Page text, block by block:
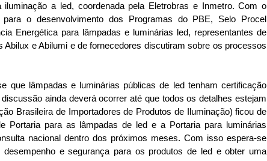
iluminação a led, coordenada pela Eletrobras e Inmetro. Com o
o desenvolvimento dos Programas do PBE, Selo Procel
Energética para lâmpadas e luminárias led, representantes de
Abilux e Abilumi e de fornecedores discutiram sobre os processos
que lâmpadas e luminárias públicas de led tenham certificação
ainda deverá ocorrer até que todos os detalhes estejam
Brasileira de Importadores de Produtos de Iluminação) ficou de
Portaria para as lâmpadas de led e a Portaria para luminárias
nacional dentro dos próximos meses. Com isso espera-se
e segurança para os produtos de led e obter uma